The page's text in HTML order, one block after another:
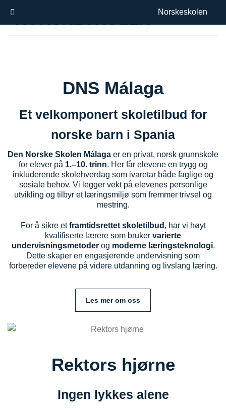
DNS Málaga
Et velkomponert skoletilbud for
norske barn i Spania
Den Norske Skolen Málaga er en privat, norsk grunnskole
for elever på 1.–10. trinn. Her får elevene en trygg og
inkluderende skolehverdag som ivaretar både faglige og
sosiale behov. Vi legger vekt på elevenes personlige
utvikling og tilbyr et læringsmiljø som fremmer trivsel og
mestring.
For å sikre etframtidsrettet skoletilbud , har vi høyt
kvalifiserte lærere som bruker varierte
undervisningsmetoderog moderne læringsteknologi.
Dette skaper en engasjerende undervisning som
forbereder elevene på videre utdanning og livslang læring.
Les mer om oss
Rektors hjørne
Ingen lykkes alene
Norskeskolen